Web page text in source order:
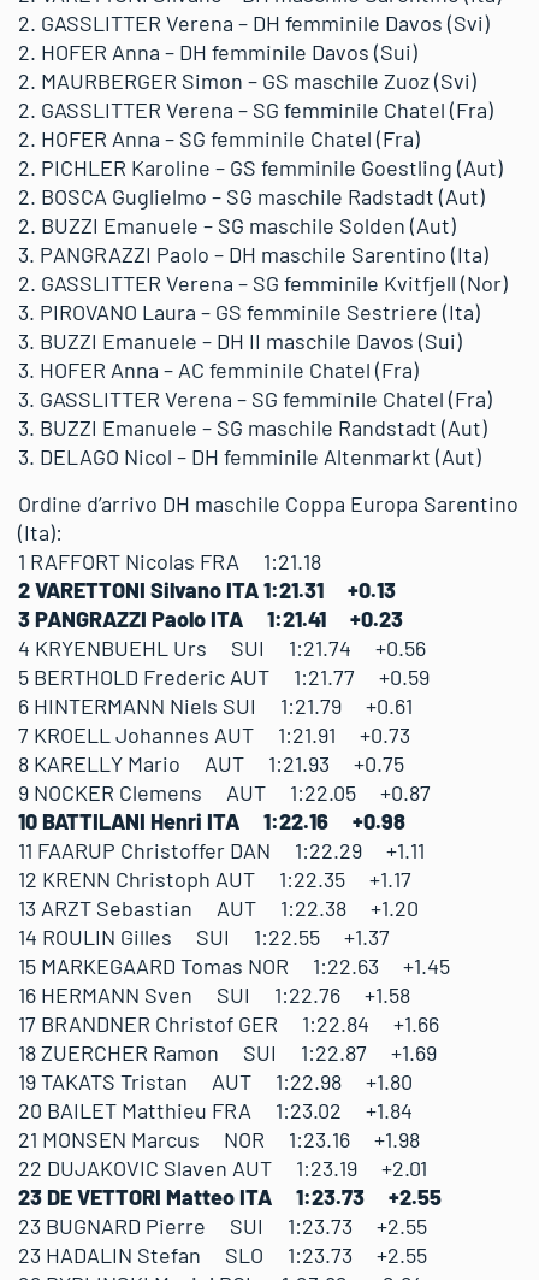
2. GASSLITTER Verena – DH femminile Davos (Svi)
2. HOFER Anna – DH femminile Davos (Sui)
2. MAURBERGER Simon – GS maschile Zuoz (Svi)
2. GASSLITTER Verena – SG femminile Chatel (Fra)
2. HOFER Anna – SG femminile Chatel (Fra)
2. PICHLER Karoline – GS femminile Goestling (Aut)
2. BOSCA Guglielmo – SG maschile Radstadt (Aut)
2. BUZZI Emanuele – SG maschile Solden (Aut)
3. PANGRAZZI Paolo – DH maschile Sarentino (Ita)
2. GASSLITTER Verena – SG femminile Kvitfjell (Nor)
3. PIROVANO Laura – GS femminile Sestriere (Ita)
3. BUZZI Emanuele – DH II maschile Davos (Sui)
3. HOFER Anna – AC femminile Chatel (Fra)
3. GASSLITTER Verena – SG femminile Chatel (Fra)
3. BUZZI Emanuele – SG maschile Randstadt (Aut)
3. DELAGO Nicol – DH femminile Altenmarkt (Aut)
Ordine d’arrivo DH maschile Coppa Europa Sarentino
(Ita):
1 RAFFORT Nicolas FRA 1:21.18
2 VARETTONI Silvano ITA 1:21.31 +0.13
3 PANGRAZZI Paolo ITA 1:21.41 +0.23
4 KRYENBUEHL Urs SUI 1:21.74 +0.56
5 BERTHOLD Frederic AUT 1:21.77 +0.59
6 HINTERMANN Niels SUI 1:21.79 +0.61
7 KROELL Johannes AUT 1:21.91 +0.73
8 KARELLY Mario AUT 1:21.93 +0.75
9 NOCKER Clemens AUT 1:22.05 +0.87
10 BATTILANI Henri ITA 1:22.16 +0.98
11 FAARUP Christoffer DAN 1:22.29 +1.11
12 KRENN Christoph AUT 1:22.35 +1.17
13 ARZT Sebastian AUT 1:22.38 +1.20
14 ROULIN Gilles SUI 1:22.55 +1.37
15 MARKEGAARD Tomas NOR 1:22.63 +1.45
16 HERMANN Sven SUI 1:22.76 +1.58
17 BRANDNER Christof GER 1:22.84 +1.66
18 ZUERCHER Ramon SUI 1:22.87 +1.69
19 TAKATS Tristan AUT 1:22.98 +1.80
20 BAILET Matthieu FRA 1:23.02 +1.84
21 MONSEN Marcus NOR 1:23.16 +1.98
22 DUJAKOVIC Slaven AUT 1:23.19 +2.01
23 DE VETTORI Matteo ITA 1:23.73 +2.55
23 BUGNARD Pierre SUI 1:23.73 +2.55
23 HADALIN Stefan SLO 1:23.73 +2.55